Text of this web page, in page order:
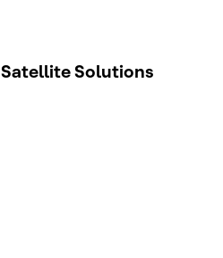
Satellite Solutions